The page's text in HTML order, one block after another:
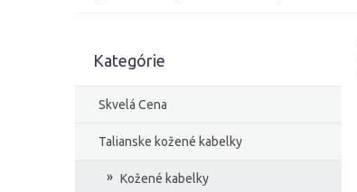
č
Preskočiť
Kategórie
Skvelá Cena
Talianske kožené kabelky
Kožené kabelky